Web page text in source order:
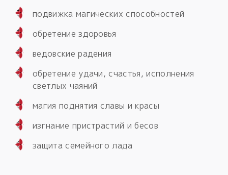
подвижка магических способностей
обретение здоровья
ведовские радения
обретение удачи, счастья, исполнения
светлых чаяний
магия поднятия славы и красы
изгнание пристрастий и бесов
защита семейного лада